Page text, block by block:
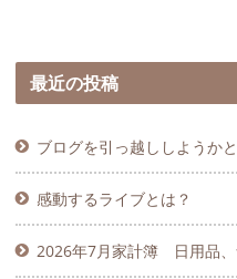
最近の投稿
ブログを引っ越ししようか
感動するライブとは？
2026年7月家計簿 日用品